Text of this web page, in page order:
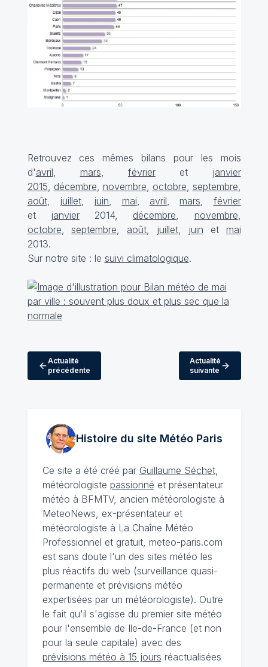
Retrouvez ces mêmes bilans pour les mois
d'avril mars février et janvier
2015 décembre novembre octobre septembre
août, juillet, juin mai avril ,mars
février
et janvier2014, décembre novembre
octobre ,septembre août juillet juin et mai
2013.
Sur notre site : le suivi climatologique.
Actualité
précédente
Actualité
suivante
Histoire du site MétéoParis
Ce site a été créé par Guillaume Séchet,
météorologiste passionné et présentateur
météo à BFMTV, ancien météorologiste à
MeteoNews, ex-présentateur et
météorologiste à La Chaîne Météo
Professionnel et gratuit, meteo-paris.com
est sans doute l'un des sites météo les
plus réactifs du web (surveillance quasi-
permanente et prévisions météo
expertisées par un météorologiste). Outre
le fait qu'il s'agisse du premier site météo
pour l'ensemble de Ile-de-France (et non
pour la seule capitale) avec des
prévisions météo à 15 jours réactualisées